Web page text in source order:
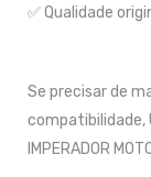
✅ Qualidade
Se precisar de
compatibilidade,
IMPERADOR